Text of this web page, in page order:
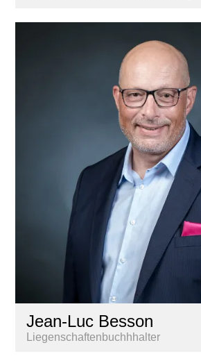
Jean-Luc Besson
Liegenschaftenbuchhhalter